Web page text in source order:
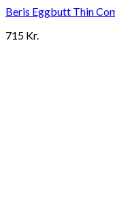
Beris Eggbutt Thin
715 Kr.